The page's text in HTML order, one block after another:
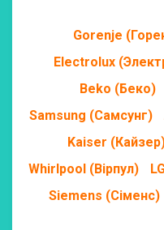
Gorenje
Electrolux
Beko (Беко)
Samsung (Самсунг)
Kaiser
Whirlpool (Вірпул)
Siemens (Сіменс)